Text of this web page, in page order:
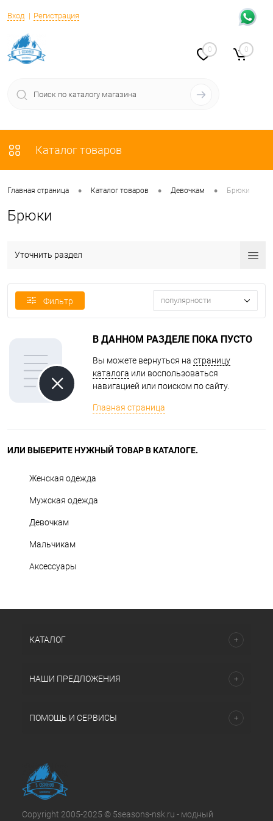
Вход Регистрация
0 0
Каталог товаров
Главная страница • Каталог товаров • Девочкам • Брюки
Брюки
Уточнить раздел
Фильтр популярности
В ДАННОМ РАЗДЕЛЕ ПОКА ПУСТО
Вы можете вернуться на страницу
каталога или воспользоваться
навигацией или поиском по сайту.
Главная страница
ИЛИ ВЫБЕРИТЕ НУЖНЫЙ ТОВАР В КАТАЛОГЕ.
Женская одежда
Мужская одежда
Девочкам
Мальчикам
Аксессуары
КАТАЛОГ
НАШИ ПРЕДЛОЖЕНИЯ
ПОМОЩЬ И СЕРВИСЫ
Copyright 2005-2025 © 5seasons-nsk.ru - модный